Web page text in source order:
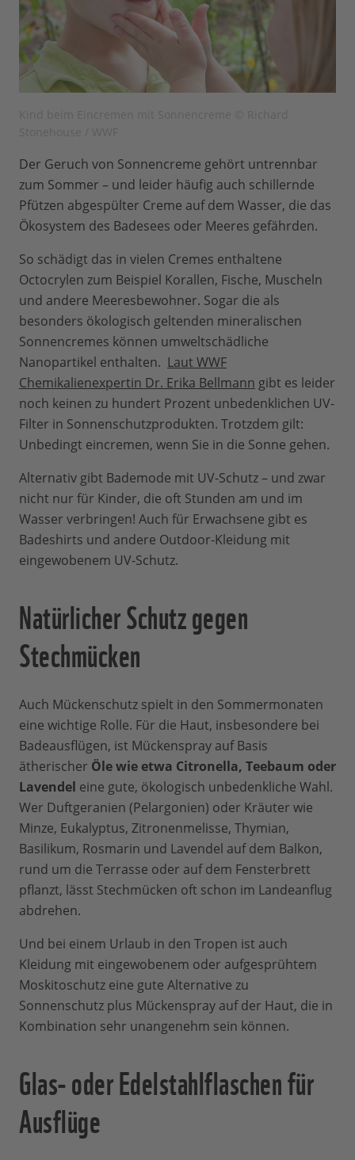
Der Geruch von Sonnencreme gehört untrennbar
zum Sommer – und leider häufig auch schillernde
Pfützen abgespülter Creme auf dem Wasser, die das
Ökosystem des Badesees oder Meeres gefährden.
So schädigt das in vielen Cremes enthaltene
Octocrylen zum Beispiel Korallen, Fische, Muscheln
und andere Meeresbewohner. Sogar die als
besonders ökologisch geltenden mineralischen
Sonnencremes können umweltschädliche
Nanopartikel enthalten. Laut WWF
Chemikalienexpertin Dr. Erika Bellmann gibt es leider
noch keinen zu hundert Prozent unbedenklichen UV-
Filter in Sonnenschutzprodukten. Trotzdem gilt:
Unbedingt eincremen, wenn Sie in die Sonne gehen.
Alternativ gibt Bademode mit UV-Schutz – und zwar
nicht nur für Kinder, die oft Stunden am und im
Wasser verbringen! Auch für Erwachsene gibt es
Badeshirts und andere Outdoor-Kleidung mit
eingewobenem UV-Schutz.
Natürlicher Schutz gegen
Stechmücken
Auch Mückenschutz spielt in den Sommermonaten
eine wichtige Rolle. Für die Haut, insbesondere bei
Badeausflügen, ist Mückenspray auf Basis
ätherischer Öle wie etwa Citronella, Teebaum oder
Lavendel eine gute, ökologisch unbedenkliche Wahl.
Wer Duftgeranien (Pelargonien) oder Kräuter wie
Minze, Eukalyptus, Zitronenmelisse, Thymian,
Basilikum, Rosmarin und Lavendel auf dem Balkon,
rund um die Terrasse oder auf dem Fensterbrett
pflanzt, lässt Stechmücken oft schon im Landeanflug
abdrehen.
Und bei einem Urlaub in den Tropen ist auch
Kleidung mit eingewobenem oder aufgesprühtem
Moskitoschutz eine gute Alternative zu
Sonnenschutz plus Mückenspray auf der Haut, die in
Kombination sehr unangenehm sein können.
Glas- oder Edelstahlflaschen für
Ausflüge